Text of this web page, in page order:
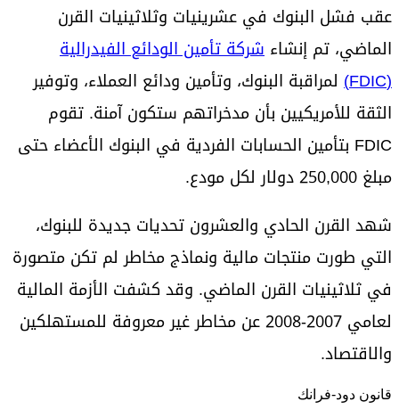
عقب فشل البنوك في عشرينيات وثلاثينيات القرن
الماضي، تم إنشاء شركة تأمين الودائع الفيدرالية
(FDIC)
لمراقبة البنوك، وتأمين ودائع العملاء، وتوفير
الثقة للأمريكيين بأن مدخراتهم ستكون آمنة. تقوم
FDIC بتأمين الحسابات الفردية في البنوك الأعضاء حتى
مبلغ 250,000 دولار لكل مودع.
شهد القرن الحادي والعشرون تحديات جديدة للبنوك،
التي طورت منتجات مالية ونماذج مخاطر لم تكن متصورة
في ثلاثينيات القرن الماضي. وقد كشفت الأزمة المالية
لعامي 2007-2008 عن مخاطر غير معروفة للمستهلكين
والاقتصاد.
قانون دود-فرانك